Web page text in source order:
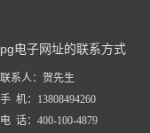
pg电子网址的联系方式
联系人：贺先生
手 机：13808494260
电 话：400-100-4879